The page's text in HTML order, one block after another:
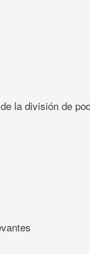
la división de